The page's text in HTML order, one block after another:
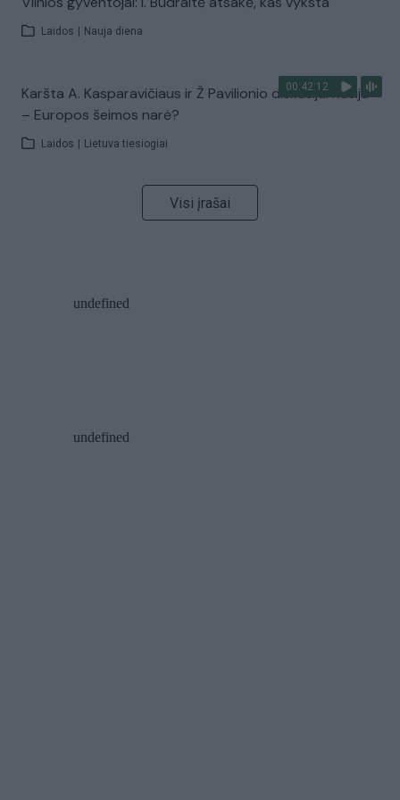
Laidos Nauja diena
00:42:12
Karšta A. Kasparavičiaus ir Ž Pavilionio diskusija: Rusija
– Europos šeimos narė?
Laidos Lietuva tiesiogiai
Visi įrašai